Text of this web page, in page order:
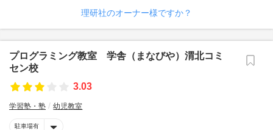
理研社のオーナー様ですか？
プログラミング教室 学舎（まなびや）渭北コミ
セン校
3.03
学習塾・塾 幼児教室
駐車場有